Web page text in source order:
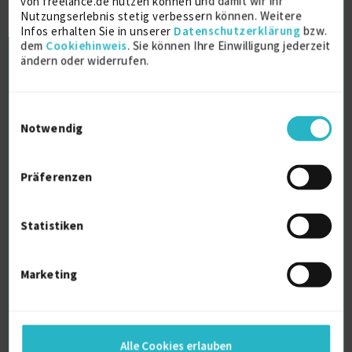
Nutzungserlebnis stetig verbessern können. Weitere
Infos erhalten Sie in unserer Datenschutzerklärung bzw.
dem Cookiehinweis. Sie können Ihre Einwilligung jederzeit
ändern oder widerrufen.
Notwendig
Präferenzen
Statistiken
Marketing
Alle Cookies erlauben
Certified Information Security Manager
9 J.
Verfügbarkeit einsehen
Adobe Creative Suite (CS)
9 J. Adobe Illustrator 9 J.